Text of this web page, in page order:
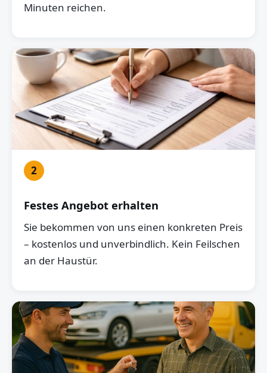
Minuten reichen.
2
Festes Angebot erhalten
Sie bekommen von uns einen konkreten Preis
– kostenlos und unverbindlich. Kein Feilschen
an der Haustür.